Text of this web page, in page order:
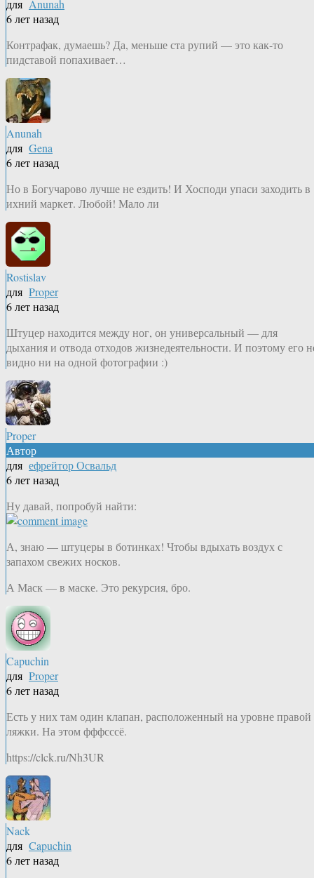
для Anunah
6 лет назад
Контрафак, думаешь? Да, меньше ста рупий — это как-то
пидставой попахивает…
Anunah
для Gena
6 лет назад
Но в Богучарово лучше не ездить! И Хосподи упаси заходить в
ихний маркет. Любой! Мало ли
Rostislav
для Proper
6 лет назад
Штуцер находится между ног, он универсальный — для
дыхания и отвода отходов жизнедеятельности. И поэтому его
видно ни на одной фотографии :)
Proper
Автор
для ефрейтор Освальд
6 лет назад
Ну давай, попробуй найти:
А, знаю — штуцеры в ботинках! Чтобы вдыхать воздух с
запахом свежих носков.
А Маск — в маске. Это рекурсия, бро.
Capuchin
для Proper
6 лет назад
Есть у них там один клапан, расположенный на уровне правой
ляжки. На этом фффсссё.
https://clck.ru/Nh3UR
Nack
для Capuchin
6 лет назад